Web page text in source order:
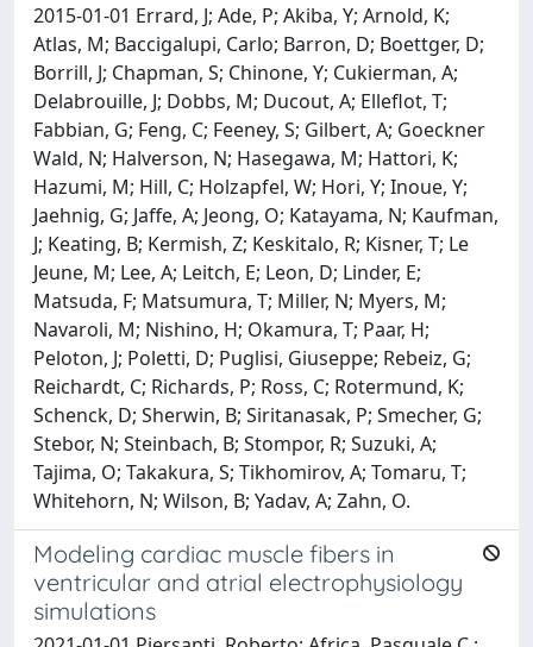
2015-01-01 Errard, J; Ade, P; Akiba, Y; Arnold, K;
Atlas, M; Baccigalupi, Carlo; Barron, D; Boettger, D;
Borrill, J; Chapman, S; Chinone, Y; Cukierman, A;
Delabrouille, J; Dobbs, M; Ducout, A; Elleflot, T;
Fabbian, G; Feng, C; Feeney, S; Gilbert, A; Goeckner
Wald, N; Halverson, N; Hasegawa, M; Hattori, K;
Hazumi, M; Hill, C; Holzapfel, W; Hori, Y; Inoue, Y;
Jaehnig, G; Jaffe, A; Jeong, O; Katayama, N; Kaufman,
J; Keating, B; Kermish, Z; Keskitalo, R; Kisner, T; Le
Jeune, M; Lee, A; Leitch, E; Leon, D; Linder, E;
Matsuda, F; Matsumura, T; Miller, N; Myers, M;
Navaroli, M; Nishino, H; Okamura, T; Paar, H;
Peloton, J; Poletti, D; Puglisi, Giuseppe; Rebeiz, G;
Reichardt, C; Richards, P; Ross, C; Rotermund, K;
Schenck, D; Sherwin, B; Siritanasak, P; Smecher, G;
Stebor, N; Steinbach, B; Stompor, R; Suzuki, A;
Tajima, O; Takakura, S; Tikhomirov, A; Tomaru, T;
Whitehorn, N; Wilson, B; Yadav, A; Zahn, O.
Modeling cardiac muscle fibers in
ventricular and atrial electrophysiology
simulations